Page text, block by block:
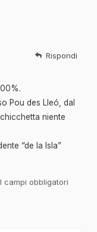
Pou des Lleó, dal
niente
“de la Isla”
Rispondi
I campi obbligatori